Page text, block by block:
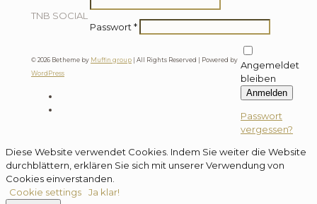
TNB SOCIAL
© 2026 Betheme by Muffin group| All Rights Reserved | Powered by
WordPress
Passwort *
Angemeldet
bleiben
Anmelden
Passwort
vergessen?
Diese Website verwendet Cookies. Indem Sie weiter die Website
durchblättern, erklären Sie sich mit unserer Verwendung von
Cookies einverstanden.
Cookie settings
Ja klar!